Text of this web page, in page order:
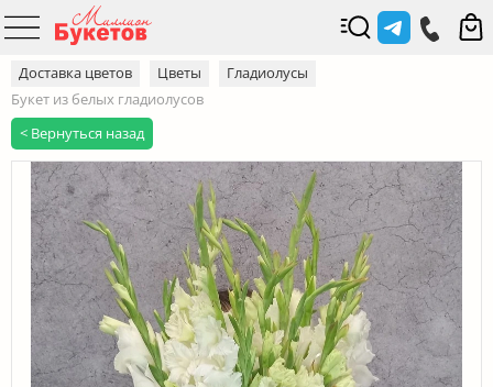
Доставка цветов Цветы
Гладиолусы
Букет из белых гладиолусов
< Вернуться назад